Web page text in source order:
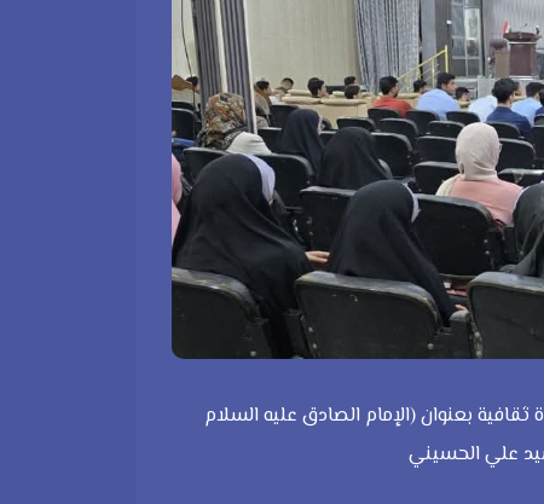
بعنوان (الإمام الصادق عليه السلام
علي الحسيني